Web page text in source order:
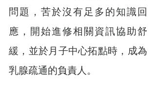
問題，苦於沒有足多的知識回
應，開始進修相關資訊協助舒
緩，並於月子中心拓點時，成為
乳腺疏通的負責人。